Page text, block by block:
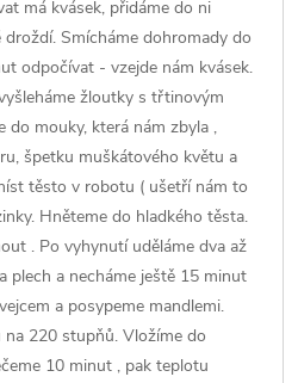
má kvásek, přidáme do ni
Smícháme dohromady do
odpočívat - vzejde nám kvásek.
žloutky s třtinovým
do mouky, která nám zbyla ,
špetku muškátového květu a
těsto v robotu ( ušetří nám to
Hněteme do hladkého těsta.
. Po vyhynutí uděláme dva až
plech a necháme ještě 15 minut
a posypeme mandlemi.
220 stupňů. Vložíme do
10 minut , pak teplotu